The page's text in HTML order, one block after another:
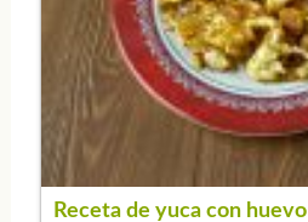
Receta de yuca con huevo